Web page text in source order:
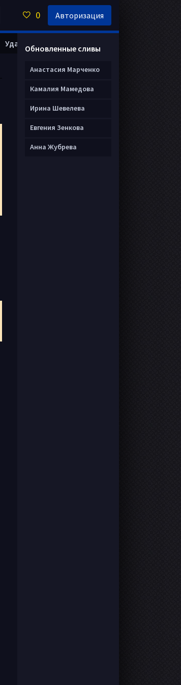
Удалить анкету
Обновленные сливы
Анастасия Марченко
Камалия Мамедова
Ирина Шевелева
Евгения Зенкова
Анна Жубрева
0 Авторизация